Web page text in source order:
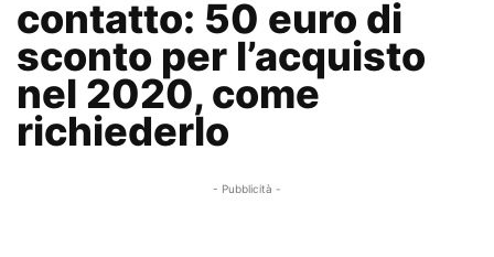
contatto: 50 euro di
sconto per l’acquisto
nel 2020, come
richiederlo
- Pubblicità -